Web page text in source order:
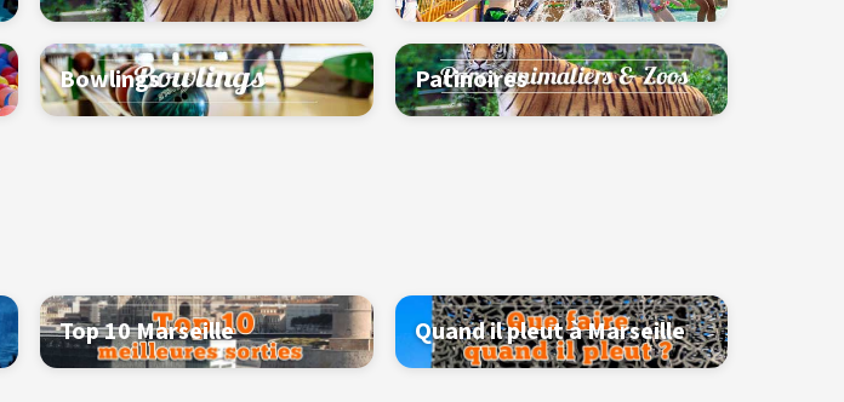
Bowlings Patinoires
Top 10 Marseille Quand il pleut à Marseille